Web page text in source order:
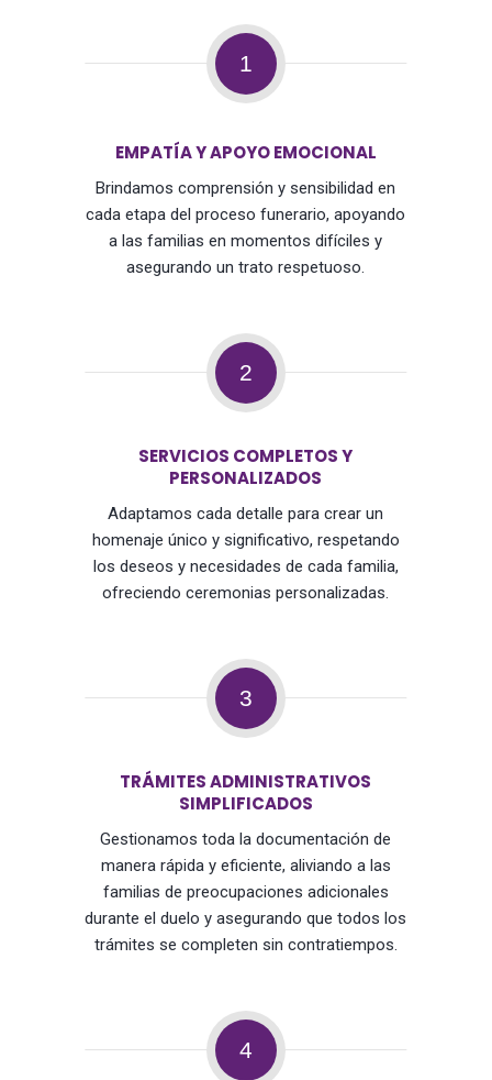
1
EMPATÍA Y APOYO EMOCIONAL
Brindamos comprensión y sensibilidad en
cada etapa del proceso funerario, apoyando
a las familias en momentos difíciles y
asegurando un trato respetuoso.
2
SERVICIOS COMPLETOS Y
PERSONALIZADOS
Adaptamos cada detalle para crear un
homenaje único y significativo, respetando
los deseos y necesidades de cada familia,
ofreciendo ceremonias personalizadas.
3
TRÁMITES ADMINISTRATIVOS
SIMPLIFICADOS
Gestionamos toda la documentación de
manera rápida y eficiente, aliviando a las
familias de preocupaciones adicionales
durante el duelo y asegurando que todos los
trámites se completen sin contratiempos.
4